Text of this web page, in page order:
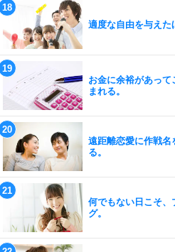
適度な自由を与えた
お金に余裕があっ
まれる。
遠距離恋愛に作戦名
る。
何でもない日こそ、
グ。